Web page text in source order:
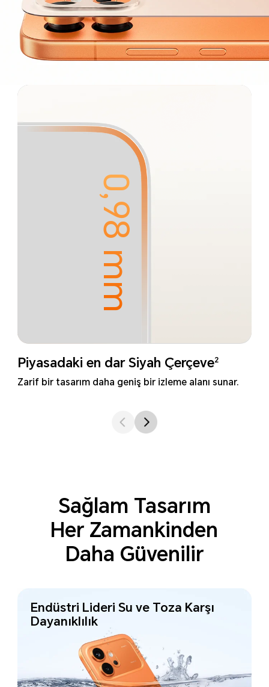
Piyasadaki en dar Siyah Çerçeve2
Zarif bir tasarım daha geniş bir izleme alanı sunar.
0,98 mm
Sağlam Tasarım
Her Zamankinden
Daha Güvenilir
Endüstri Lideri Su ve Toza Karşı
Dayanıklılık